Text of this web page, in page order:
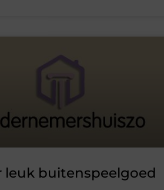
leuk buitenspeelgoed